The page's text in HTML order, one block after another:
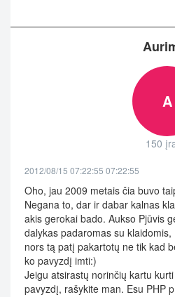
A
150
2012/08/15 07:22:55 07:22:55
Oho, jau 2009 metais čia buvo
Negana to, dar ir dabar kalnas
akis gerokai bado. Aukso Pjūvis
dalykas padaromas su
nors tą patį pakartotų ne tik kad
ko pavyzdį imti:)
Jeigu atsirastų norinčių kartu
pavyzdį, rašykite man. Esu PHP